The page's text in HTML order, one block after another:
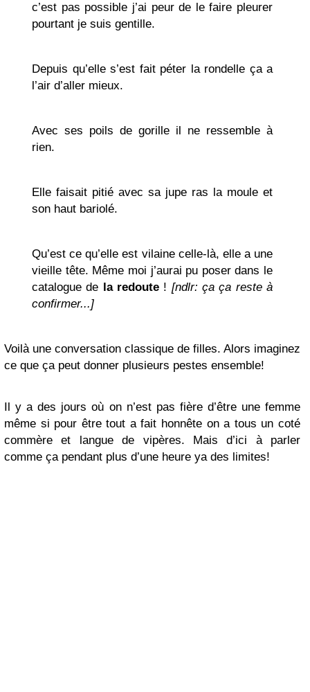
c’est pas possible j’ai peur de le faire pleurer
pourtant je suis gentille.
Depuis qu’elle s’est fait péter la rondelle ça a
l’air d’aller mieux.
Avec ses poils de gorille il ne ressemble à
rien.
Elle faisait pitié avec sa jupe ras la moule et
son haut bariolé.
Qu’est ce qu’elle est vilaine celle-là, elle a une
vieille tête. Même moi j’aurai pu poser dans le
catalogue de la redoute ! [ndlr: ça ça reste à
confirmer...]
Voilà une conversation classique de filles. Alors imaginez
ce que ça peut donner plusieurs pestes ensemble!
Il y a des jours où on n’est pas fière d’être une femme
même si pour être tout a fait honnête on a tous un coté
commère et langue de vipères. Mais d’ici à parler
comme ça pendant plus d’une heure ya des limites!